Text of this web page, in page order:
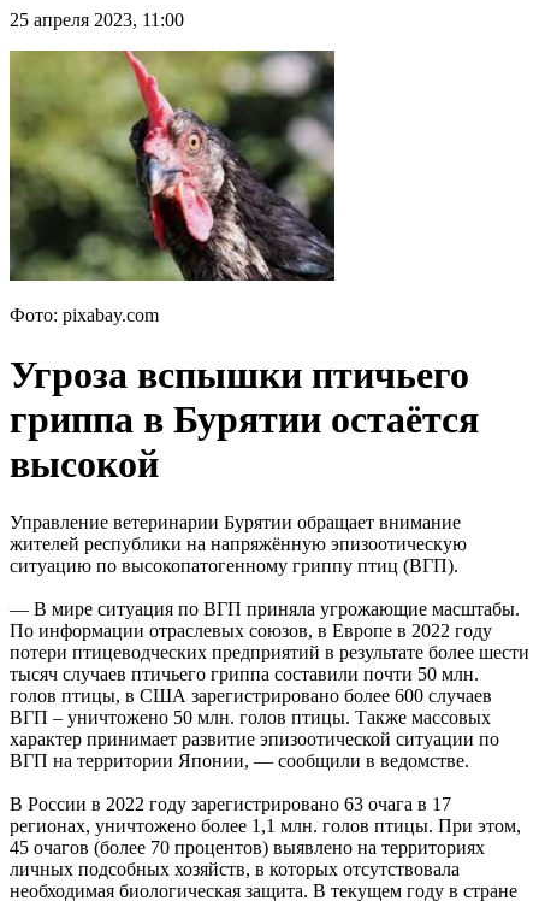
25 апреля 2023, 11:00
Фото: pixabay.com
Угроза вспышки птичьего
гриппа в Бурятии остаётся
высокой
Управление ветеринарии Бурятии обращает внимание
жителей республики на напряжённую эпизоотическую
ситуацию по высокопатогенному гриппу птиц (ВГП).
— В мире ситуация по ВГП приняла угрожающие масштабы.
По информации отраслевых союзов, в Европе в 2022 году
потери птицеводческих предприятий в результате более шести
тысяч случаев птичьего гриппа составили почти 50 млн.
голов птицы, в США зарегистрировано более 600 случаев
ВГП – уничтожено 50 млн. голов птицы. Также массовых
характер принимает развитие эпизоотической ситуации по
ВГП на территории Японии, — сообщили в ведомстве.
В России в 2022 году зарегистрировано 63 очага в 17
регионах, уничтожено более 1,1 млн. голов птицы. При этом,
45 очагов (более 70 процентов) выявлено на территориях
личных подсобных хозяйств, в которых отсутствовала
необходимая биологическая защита. В текущем году в стране